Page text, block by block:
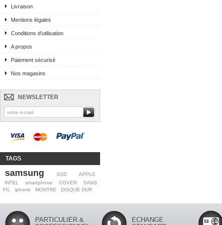
Livraison
Mentions légales
Conditions d'utilisation
A propos
Paiement sécurisé
Nos magasins
NEWSLETTER
TAGS
samsung SSD
APPLE
INTEL
smartphone COVER
SANS
FIL
iphone MONTRE DISQUE DUR
PARTICULIER &
ECHANGE